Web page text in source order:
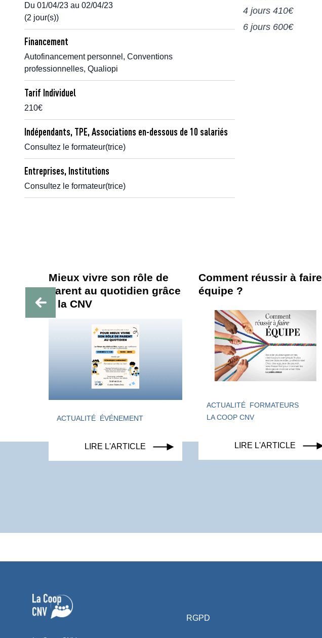
Du 01/04/23 au 02/04/23
(2 jour(s))
Financement
Autofinancement personnel, Conventions
professionnelles, Qualiopi
Tarif Individuel
210€
Indépendants, TPE, Associations en-dessous de 10 salariés
Consultez le formateur(trice)
Entreprises, Institutions
Consultez le formateur(trice)
4 jours 410€
6 jours 600€
Mieux vivre son rôle de
parent au quotidien grâce
à la CNV
ACTUALITÉ ÉVÉNEMENT
LIRE L'ARTICLE
Comment réussir à faire
équipe ?
ACTUALITÉ FORMATEURS
LA COOP CNV
LIRE L'ARTICLE
RGPD